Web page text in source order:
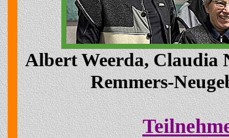
Albert Weerda, Claudia
Remmers-